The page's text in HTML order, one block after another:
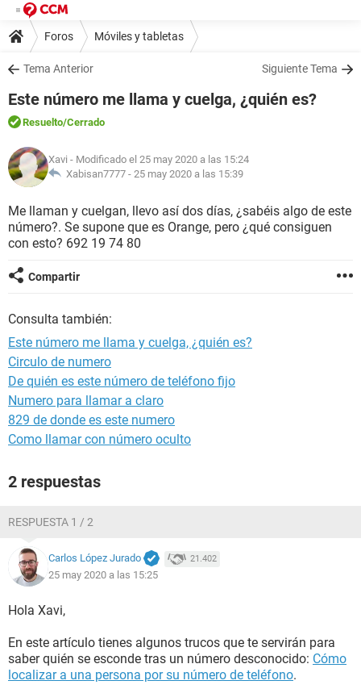
Foros Móviles y tabletas
Tema Anterior Siguiente Tema
Este número me llama y cuelga, ¿quién es?
Resuelto/Cerrado
Xavi - Modificado el 25 may 2020 a las 15:24
Xabisan7777 - 25 may 2020 a las 15:39
Me llaman y cuelgan, llevo así dos días, ¿sabéis algo de este
número?. Se supone que es Orange, pero ¿qué consiguen
con esto? 692 19 74 80
Compartir
Consulta también:
Este número me llama y cuelga, ¿quién es?
Circulo de numero
De quién es este número de teléfono fijo
Numero para llamar a claro
829 de donde es este numero
Como llamar con número oculto
2 respuestas
RESPUESTA 1 / 2
Carlos López Jurado 21.402
25 may 2020 a las 15:25
Hola Xavi,
En este artículo tienes algunos trucos que te servirán para
saber quién se esconde tras un número desconocido: Cómo
localizar a una persona por su número de teléfono.